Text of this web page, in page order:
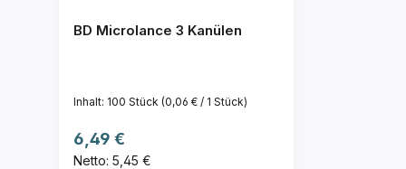
BD Microlance 3 Kanülen
Inhalt: 100 Stück (0,06 € / 1 Stück)
Regulärer Preis:
6,49 €
Netto: 5,45 €